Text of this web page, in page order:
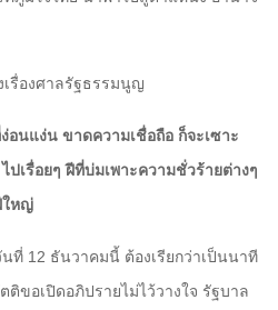
เรื่องศาลรัฐธรรมนูญ
อนแง่น ขาดความเชื่อถือ ก็จะเซาะ
เรื่อยๆ ฝีที่บ่มเพาะความชั่วร้ายต่างๆ
ใหญ่
นที่ 12 ธันวาคมนี้ ต้องเรียกว่าเป็นนาที
ขอเปิดอภิปรายไม่ไว้วางใจ รัฐบาล